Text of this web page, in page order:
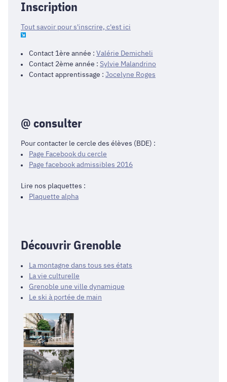
Inscription
Tout savoir pour s'inscrire, c'est ici
Contact 1ère année : Valérie Demicheli
Contact 2ème année : Sylvie Malandrino
Contact apprentissage : Jocelyne Roges
@ consulter
Pour contacter le cercle des élèves (BDE) :
Page Facebook du cercle
Page facebook admissibles 2016
Lire nos plaquettes :
Plaquette alpha
Découvrir Grenoble
La montagne dans tous ses états
La vie culturelle
Grenoble une ville dynamique
Le ski à portée de main